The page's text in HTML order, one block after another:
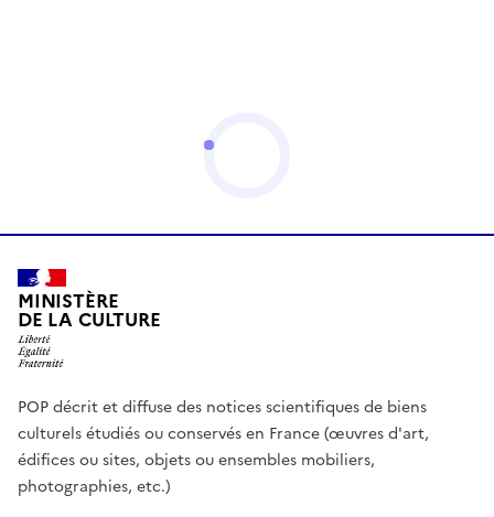
MINISTÈRE
DE LA CULTURE
POP décrit et diffuse des notices scientifiques de biens
culturels étudiés ou conservés en France (œuvres d'art,
édifices ou sites, objets ou ensembles mobiliers,
photographies, etc.)